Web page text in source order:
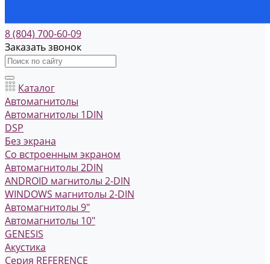
8 (804) 700-60-09
Заказать звонок
Каталог
Автомагнитолы
Автомагнитолы 1DIN
DSP
Без экрана
Со встроенным экраном
Автомагнитолы 2DIN
ANDROID магнитолы 2-DIN
WINDOWS магнитолы 2-DIN
Автомагнитолы 9"
Автомагнитолы 10"
GENESIS
Акустика
Серия REFERENCE